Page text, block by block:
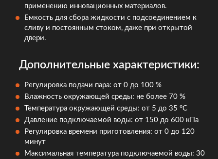
применению инновационных материалов.
Емкость для сбора жидкости с подсоединением к
сливу и постоянным стоком, даже при открытой
двери.
Дополнительные характеристики:
Регулировка подачи пара: от 0 до 100 %
Влажность окружающей среды: не более 70 %
Температура окружающей среды: от 5 до 35 °C
Давление подключаемой воды: от 150 до 600 кПа
Регулировка времени приготовления: от 0 до 120
минут
Максимальная температура подключаемой воды: 30